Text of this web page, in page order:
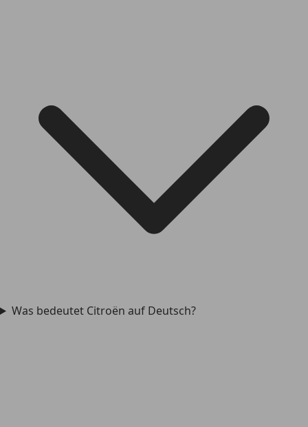
Was bedeutet Citroën auf Deutsch?